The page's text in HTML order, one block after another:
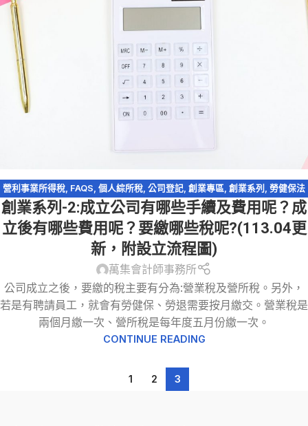
營利事業所得稅, FAQS, 個人綜所稅, 公司登記, 創業專區, 創業系列 , 勞健保法
規,工商登記,會計師簽證, 營業稅 ,股利收入,資本額查核簽證
創業系列-2:成立公司有哪些手續及費用呢？成
立後有哪些費用呢？要繳哪些稅呢?(113.04更
新，附設立流程圖)
萬集會計師事務所
公司成立之後，要繳的稅主要有分為:營業稅及營所稅。另外，
若是有聘請員工，就會有勞健保、勞退需要按月繳交。營業稅是
兩個月繳一次、營所稅是每年度五月份繳一次。
CONTINUE READING
1 2 3